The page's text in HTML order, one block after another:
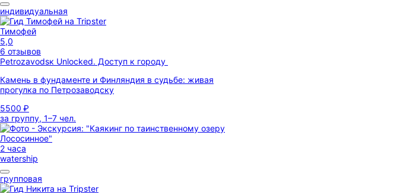
индивидуальная
Тимофей
5,0
6 отзывов
Petrozavodsк Unlocked. Доступ к городу
Камень в фундаменте и Финляндия в судьбе: живая
прогулка по Петрозаводску
5500 ₽
за группу, 1–7 чел.
2 часа
watership
групповая